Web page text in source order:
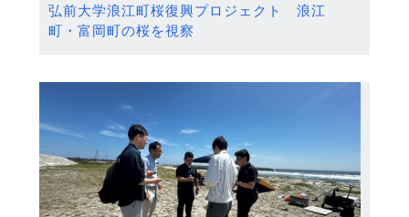
弘前大学浪江町桜復興プロジェクト 浪江
町・富岡町の桜を視察